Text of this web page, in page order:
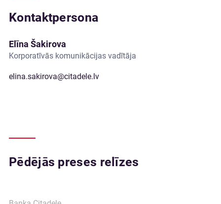
Kontaktpersona
Elīna Šakirova
Korporatīvās komunikācijas vadītāja
elina.sakirova@citadele.lv
Pēdējās preses relīzes